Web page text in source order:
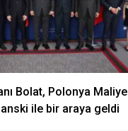
Bolat, Polonya Maliye
ile bir araya geldi